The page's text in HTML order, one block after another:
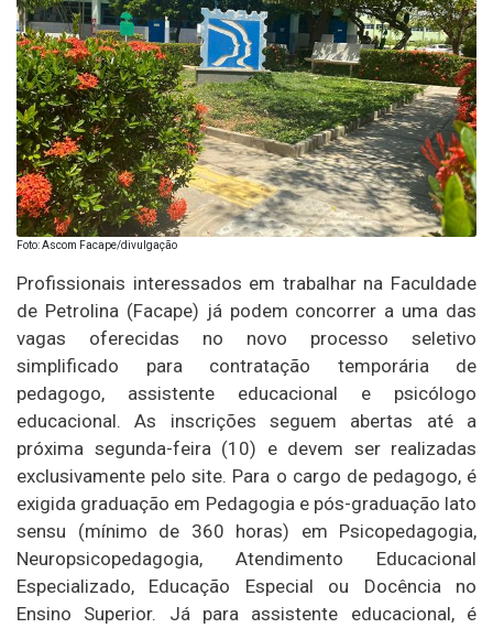
Foto: Ascom Facape/divulgação
Profissionais interessados em trabalhar na Faculdade
de Petrolina (Facape) já podem concorrer a uma das
vagas oferecidas no novo processo seletivo
simplificado para contratação temporária de
pedagogo, assistente educacional e psicólogo
educacional. As inscrições seguem abertas até a
próxima segunda-feira (10) e devem ser realizadas
exclusivamente pelo site. Para o cargo de pedagogo, é
exigida graduação em Pedagogia e pós-graduação lato
sensu (mínimo de 360 horas) em Psicopedagogia,
Neuropsicopedagogia, Atendimento Educacional
Especializado, Educação Especial ou Docência no
Ensino Superior. Já para assistente educacional, é